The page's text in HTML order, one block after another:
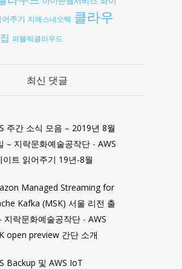
어주기 지에스네오텍 클라우
퍼블릭클라우드
최신 댓글
주간 소식 모음 – 2019년 8월
– 지락문화예술공작단 - AWS
이트 읽어주기 19년-8월
Managed Streaming for
Kafka (MSK) 서울 리전 출
지락문화예술공작단 - AWS
open preview 간단 소개
Backup 및 AWS IoT